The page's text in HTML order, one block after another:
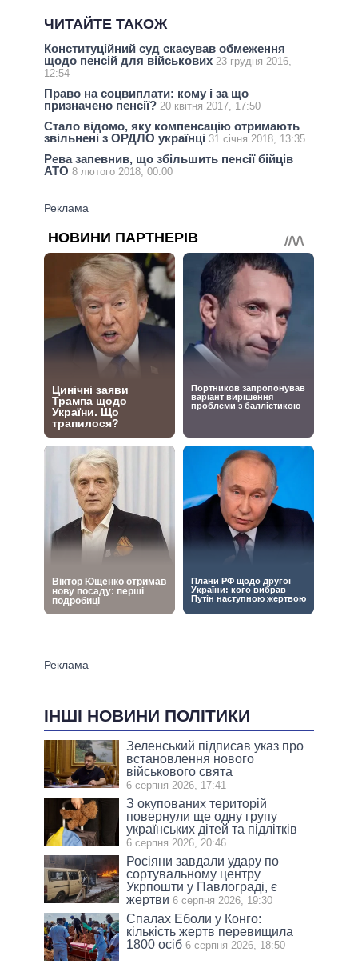
ЧИТАЙТЕ ТАКОЖ
Конституційний суд скасував обмеження
щодо пенсій для військових 23 грудня 2016,
12:54
Право на соцвиплати: кому і за що
призначено пенсії? 20 квітня 2017, 17:50
Стало відомо, яку компенсацію отримають
звільнені з ОРДЛО українці 31 січня 2018, 13:35
Рева запевнив, що збільшить пенсії бійців
АТО 8 лютого 2018, 00:00
ІНШІ НОВИНИ ПОЛІТИКИ
Зеленський підписав указ про
встановлення нового
військового свята
6 серпня 2026, 17:41
З окупованих територій
повернули ще одну групу
українських дітей та підлітків
6 серпня 2026, 20:46
Росіяни завдали удару по
сортувальному центру
Укрпошти у Павлограді, є
жертви 6 серпня 2026, 19:30
Спалах Еболи у Конго:
кількість жертв перевищила
1800 осіб 6 серпня 2026, 18:50